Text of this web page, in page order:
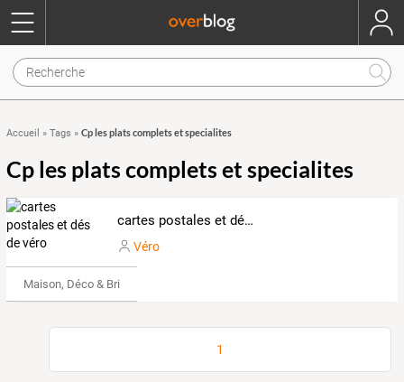
Accueil » Tags » Cp les plats complets et specialites
Cp les plats complets et specialites
cartes postales et dés de véro
Véro
Maison, Déco & Bricolage
1